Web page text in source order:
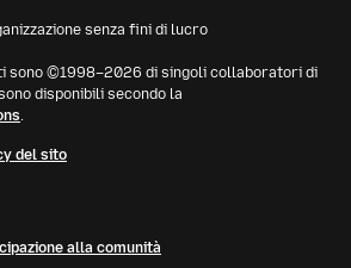
senza fini di lucro
sono ©1998–2026 di singoli collaboratori di
disponibili secondo la
.
del sito
alla comunità